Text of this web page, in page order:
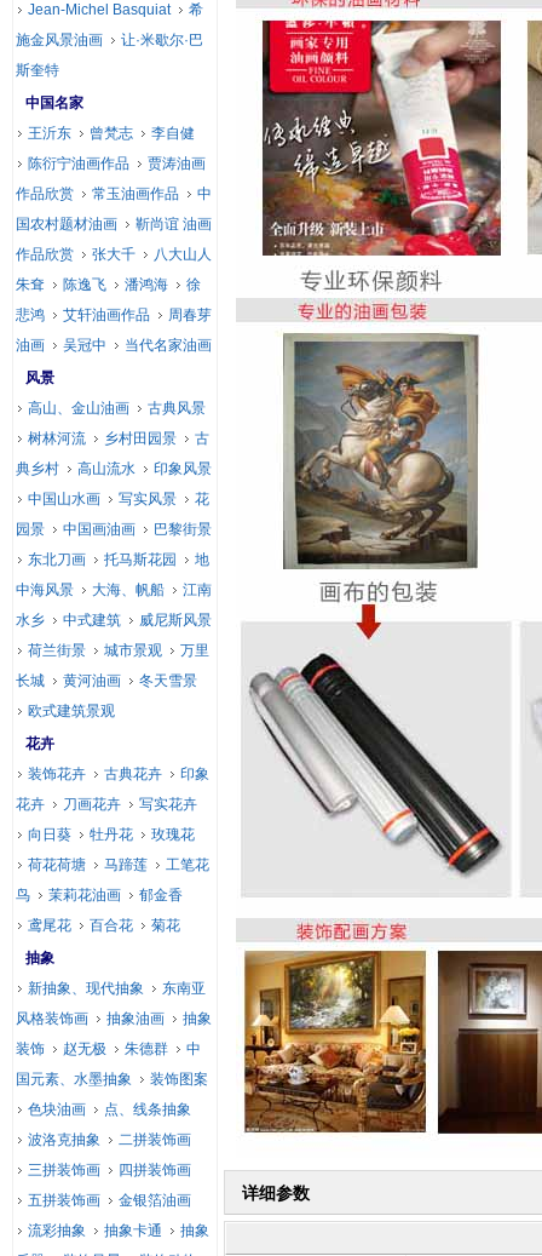
详细参数
Jean-Michel Basquiat
希
施金风景油画
让·米歇尔·巴
斯奎特
中国名家
王沂东
曾梵志
李自健
陈衍宁油画作品
贾涛油画
作品欣赏
常玉油画作品
中
国农村题材油画
靳尚谊 油画
作品欣赏
张大千
八大山人
朱耷
陈逸飞 潘鸿海
徐
悲鸿
艾轩油画作品
周春芽
油画
吴冠中
当代名家油画
风景
高山、金山油画
古典风景
树林河流
乡村田园景
古
典乡村
高山流水
印象风景
中国山水画
写实风景
花
园景
中国画油画
巴黎街景
东北刀画
托马斯花园
地
中海风景
大海、帆船
江南
水乡
中式建筑
威尼斯风景
荷兰街景
城市景观
万里
长城
黄河油画
冬天雪景
欧式建筑景观
花卉
装饰花卉
古典花卉
印象
花卉
刀画花卉
写实花卉
向日葵
牡丹花
玫瑰花
荷花荷塘
马蹄莲
工笔花
鸟
茉莉花油画
郁金香
鸢尾花
百合花
菊花
抽象
新抽象、现代抽象
东南亚
风格装饰画
抽象油画
抽象
装饰
赵无极 朱德群
中
国元素、水墨抽象
装饰图案
色块油画
点、线条抽象
波洛克抽象
二拼装饰画
三拼装饰画
四拼装饰画
五拼装饰画
金银箔油画
流彩抽象
抽象卡通
抽象